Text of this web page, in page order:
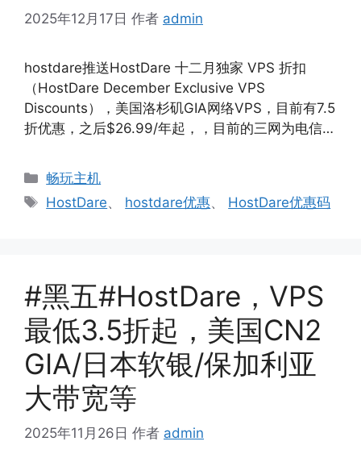
2025年12月17日 作者 admin
hostdare推送HostDare 十二月独家 VPS 折扣
（HostDare December Exclusive VPS
Discounts），美国洛杉矶GIA网络VPS，目前有7.5
折优惠，之后$26.99/年起，，目前的三网为电信…
分
类
畅玩主机
标
HostDare、 hostdare优惠、 HostDare优惠码
#黑五#HostDare，VPS
最低3.5折起，美国CN2
GIA/日本软银/保加利亚
大带宽等
2025年11月26日 作者 admin